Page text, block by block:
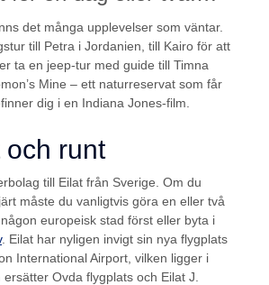
det många upplevelser som väntar.
till Petra i Jordanien, till Kairo för att
ta en jeep-tur med guide till Timna
Mine – ett naturreservat som får
dig i en Indiana Jones-film.
och runt
till Eilat från Sverige. Om du
måste du vanligtvis göra en eller två
europeisk stad först eller byta i
. Eilat har nyligen invigt sin nya flygplats
International Airport, vilken ligger i
Ovda flygplats och Eilat J.